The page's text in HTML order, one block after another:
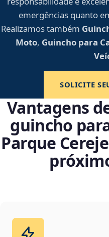
emergências quanto
Realizamos também
Moto, Guincho para
SOLICITE
Vantagens
guincho
Parque